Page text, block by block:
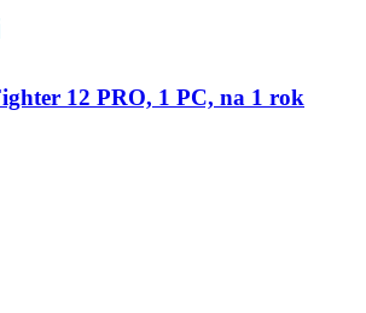
12 PRO, 1 PC, na 1 rok